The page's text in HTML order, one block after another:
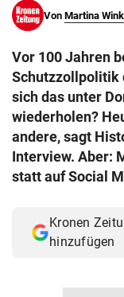
Von Martina
Vor 100 Jahren
Schutzzollpolitik
sich das unter
wiederholen?
andere, sagt
Interview. Aber:
statt auf Social
Kronen
hinzufügen